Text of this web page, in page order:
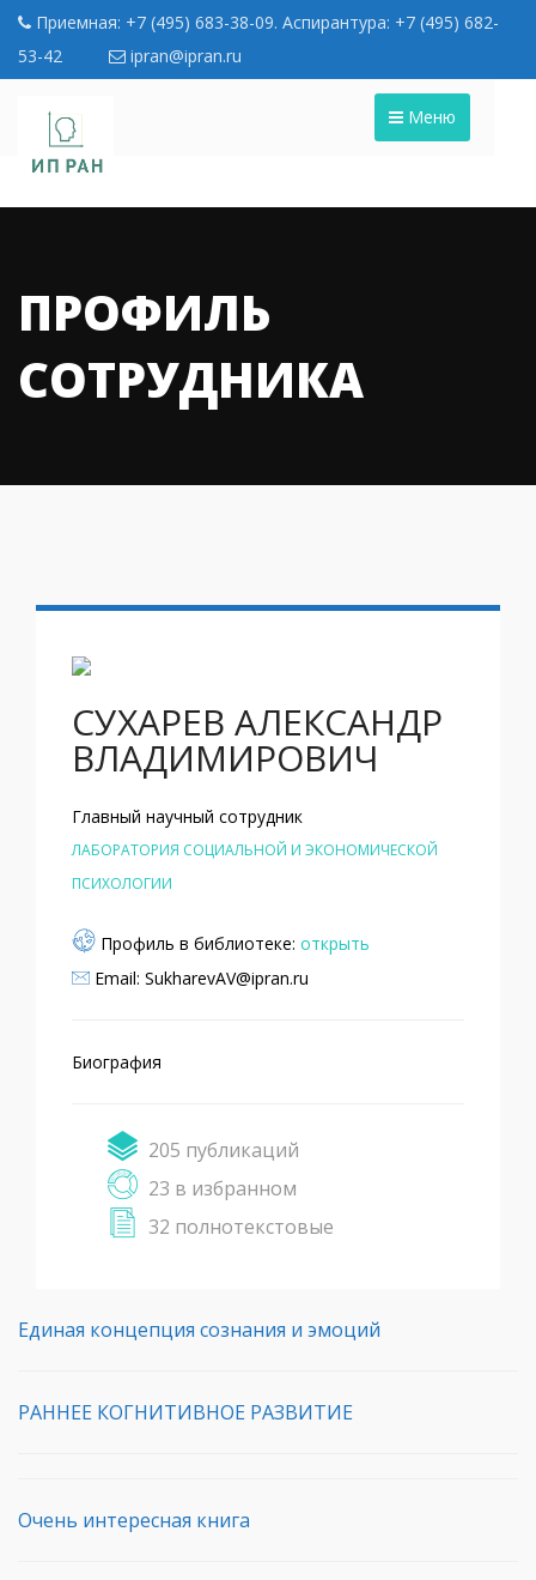
Приемная: +7 (495) 683-38-09. Аспирантура: +7 (495) 682-
53-42
ipran@ipran.ru
Меню
ПРОФИЛЬ
СОТРУДНИКА
СУХАРЕВ АЛЕКСАНДР
ВЛАДИМИРОВИЧ
Главный научный сотрудник
ЛАБОРАТОРИЯ СОЦИАЛЬНОЙ И ЭКОНОМИЧЕСКОЙ
ПСИХОЛОГИИ
Профиль в библиотеке: открыть
Email: SukharevAV@ipran.ru
Биография
205 публикаций
23 в избранном
32 полнотекстовые
Единая концепция сознания и эмоций
РАННЕЕ КОГНИТИВНОЕ РАЗВИТИЕ
Очень интересная книга